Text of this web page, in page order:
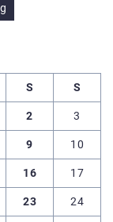
S S
2 3
9 10
16 17
23 24